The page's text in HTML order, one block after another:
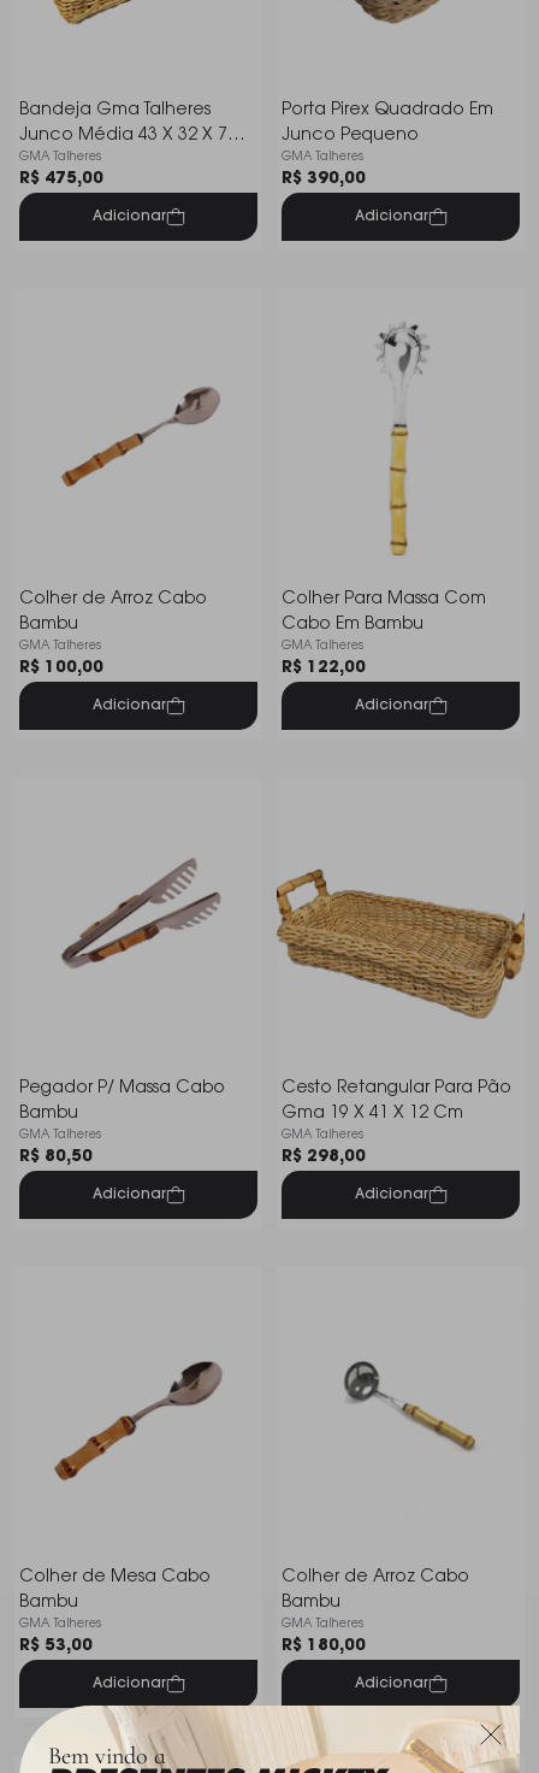
Bem vindo a
Bandeja Gma Talheres
Junco Média 43 X 32 X 7
Cm
GMA Talheres
R$ 475,00
Adicionar
Porta Pirex Quadrado Em
Junco Pequeno
GMA Talheres
R$ 390,00
Adicionar
Colher de Arroz Cabo
Bambu
GMA Talheres
R$ 100,00
Adicionar
Colher Para Massa Com
Cabo Em Bambu
GMA Talheres
R$ 122,00
Adicionar
Pegador P/ Massa Cabo
Bambu
GMA Talheres
R$ 80,50
Adicionar
Cesto Retangular Para Pão
Gma 19 X 41 X 12 Cm
GMA Talheres
R$ 298,00
Adicionar
Colher de Mesa Cabo
Bambu
GMA Talheres
R$ 53,00
Adicionar
Colher de Arroz Cabo
Bambu
GMA Talheres
R$ 180,00
Adicionar